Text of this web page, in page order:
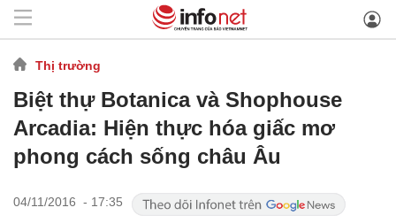
Thị trường
Biệt thự Botanica và Shophouse
Arcadia: Hiện thực hóa giấc mơ
phong cách sống châu Âu
04/11/2016 - 17:35